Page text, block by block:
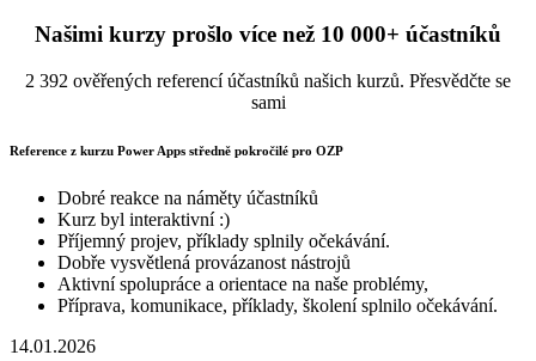
Našimi kurzy prošlo více než 10 000+ účastníků
2 392 ověřených referencí účastníků našich kurzů. Přesvědčte se
sami
Reference z kurzu Power Apps středně pokročilé pro OZP
Dobré reakce na náměty účastníků
Kurz byl interaktivní :)
Příjemný projev, příklady splnily očekávání.
Dobře vysvětlená provázanost nástrojů
Aktivní spolupráce a orientace na naše problémy,
Příprava, komunikace, příklady, školení splnilo očekávání.
14.01.2026